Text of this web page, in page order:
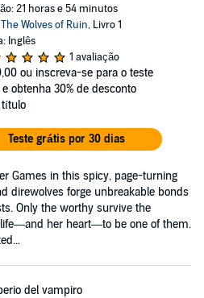
21 horas e 54 minutos
The Wolves of Ruin, Livro 1
Inglês
1 avaliação
ou inscreva-se para o teste
obtenha 30% de desconto
título
Teste grátis por 30 dias
Games in this spicy, page-turning
direwolves forge unbreakable bonds
Only the worthy survive the
life—and her heart—to be one of them.
del vampiro